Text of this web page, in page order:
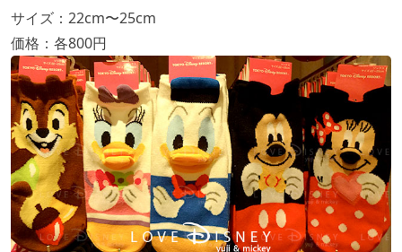
サイズ：22cm〜25cm
価格：各800円